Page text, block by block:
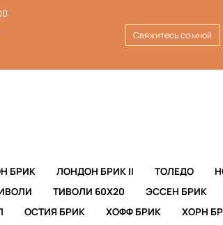
Свяжитесь со мной
БРИК ЛОНДОН БРИК II ТОЛЕДО
ТИВОЛИ 60Х20 ЭССЕН БРИК
ОСТИЯ БРИК ХОФФ БРИК
ХОРН